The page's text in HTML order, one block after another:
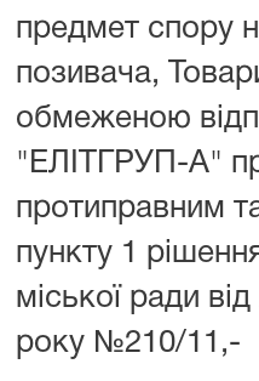
предмет спору
позивача,
обмеженою
"ЕЛІТГРУП-А"
протиправним
пункту 1
міської ради
року №210/11,-